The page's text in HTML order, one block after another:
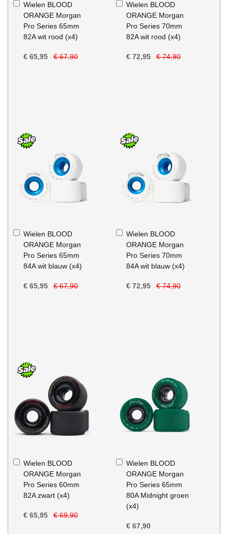
Wielen BLOOD
ORANGE Morgan
Pro Series 65mm
82A wit rood (x4)
€ 65,95 € 67,90
Winkelwagen
Wielen BLOOD
ORANGE Morgan
Pro Series 70mm
82A wit rood (x4)
€ 72,95 € 74,90
Winkelwagen
Wielen BLOOD
ORANGE Morgan
Pro Series 65mm
84A wit blauw (x4)
€ 65,95 € 67,90
In
Winkelwagen
Wielen BLOOD
ORANGE Morgan
Pro Series 70mm
84A wit blauw (x4)
€ 72,95 € 74,90
In
Winkelwagen
Wielen BLOOD
ORANGE Morgan
Pro Series 60mm
82A zwart (x4)
€ 65,95 € 69,90
In
Winkelwagen
Wielen BLOOD
ORANGE Morgan
Pro Series 65mm
80A Midnight groen
(x4)
€ 67,90
In
Winkelwagen